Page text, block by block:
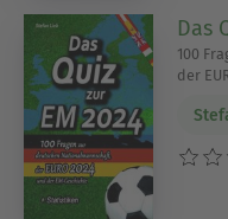
Das
100
der